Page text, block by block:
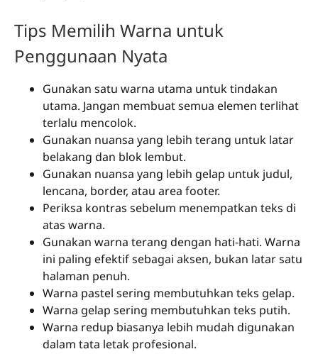
Tips Memilih Warna untuk
Penggunaan Nyata
Gunakan satu warna utama untuk tindakan
utama. Jangan membuat semua elemen terlihat
terlalu mencolok.
Gunakan nuansa yang lebih terang untuk latar
belakang dan blok lembut.
Gunakan nuansa yang lebih gelap untuk judul,
lencana, border, atau area footer.
Periksa kontras sebelum menempatkan teks di
atas warna.
Gunakan warna terang dengan hati-hati. Warna
ini paling efektif sebagai aksen, bukan latar satu
halaman penuh.
Warna pastel sering membutuhkan teks gelap.
Warna gelap sering membutuhkan teks putih.
Warna redup biasanya lebih mudah digunakan
dalam tata letak profesional.